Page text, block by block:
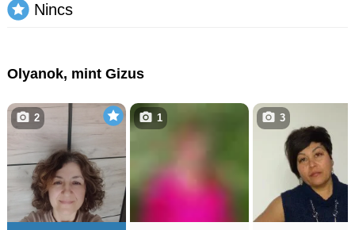
Nincs
Olyanok, mint Gizus
2 1 3